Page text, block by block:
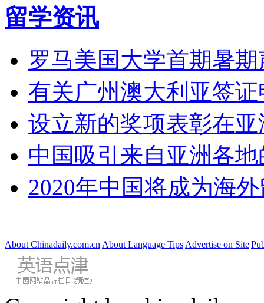
留学资讯
罗马美国大学首期暑
有关广州澳大利亚签
设立新的奖项表彰在
中国吸引来自亚洲各
2020年中国将成为海
About Chinadaily.com.cn|About Language Tips|Advertise on Site|